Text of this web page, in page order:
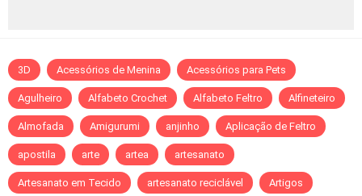
3D Acessórios de Menina Acessórios para Pets
Agulheiro Alfabeto Crochet Alfabeto Feltro Alfineteiro
Almofada Amigurumi anjinho Aplicação de Feltro
apostila arte artea artesanato
Artesanato em Tecido artesanato reciclável Artigos